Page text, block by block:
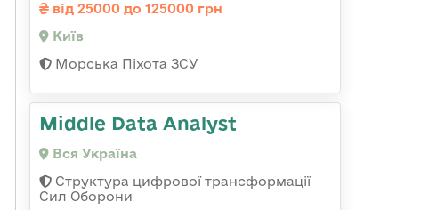
від 25000 до 125000 грн
Київ
Морська Піхота ЗСУ
Middle Data Analyst
Вся Україна
Структура цифрової трансформації
Сил Оборони